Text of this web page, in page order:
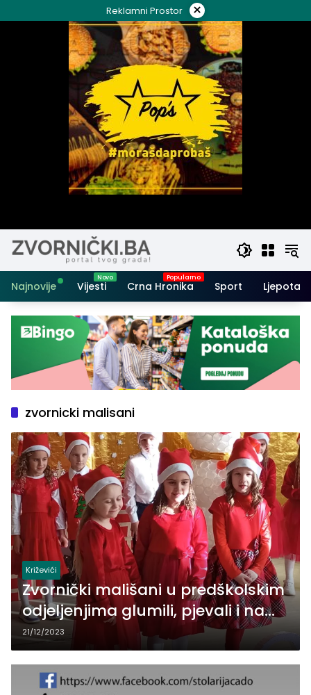
to
Reklamni Prostor ×
Najnovije Vijesti Crna Hronika Sport Ljepota i
zvornicki malisani
Križevići
Zvornički mališani u predškolskim
odjeljenjima glumili, pjevali i na
kraju dozvali Deda Mraza sa
paketićima (FOTO)
21/12/2023